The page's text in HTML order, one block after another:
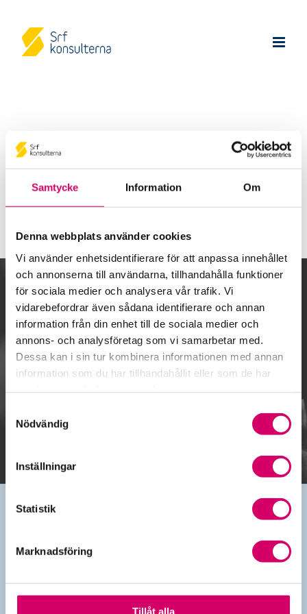
Samtycke Information Om
Denna webbplats använder cookies
Vi använder enhetsidentifierare för att anpassa innehållet
och annonserna till användarna, tillhandahålla funktioner
för sociala medier och analysera vår trafik. Vi
vidarebefordrar även sådana identifierare och annan
information från din enhet till de sociala medier och
annons- och analysföretag som vi samarbetar med.
Dessa kan i sin tur kombinera informationen med annan
information som du har tillhandahållit eller som de har
Nödvändig
Inställningar
Statistik
Marknadsföring
Tillåt alla
Tack för din ansökan!
Tillbaka till startsidan
Kalendarium
Kontakt
info@srfkonsult.se